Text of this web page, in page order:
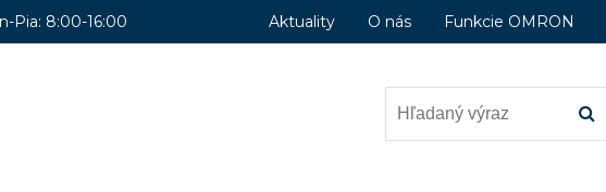
Pia: 8:00-16:00 Aktuality O nás Funkcie OMRON